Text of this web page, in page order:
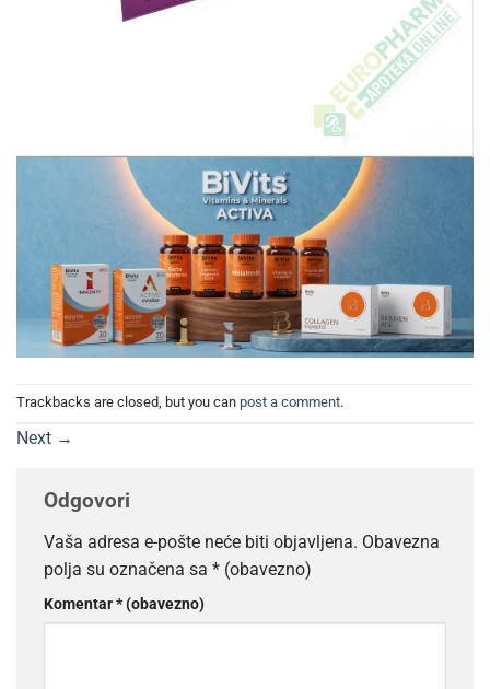
Trackbacks are closed, but you can post a comment.
Next →
Odgovori
Vaša adresa e-pošte neće biti objavljena. Obavezna
polja su označena sa * (obavezno)
Komentar* (obavezno)